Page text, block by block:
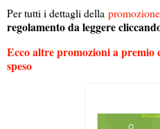
Per tutti i dettagli della promozione
regolamento da leggere
Ecco altre promozioni a
speso